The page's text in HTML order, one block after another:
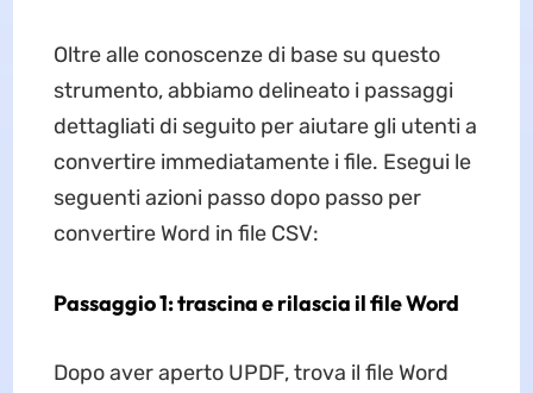
Oltre alle conoscenze di base su questo
strumento, abbiamo delineato i passaggi
dettagliati di seguito per aiutare gli utenti a
convertire immediatamente i file. Esegui le
seguenti azioni passo dopo passo per
convertire Word in file CSV:
Passaggio 1: trascina e rilascia il file Word
Dopo aver aperto UPDF, trova il file Word